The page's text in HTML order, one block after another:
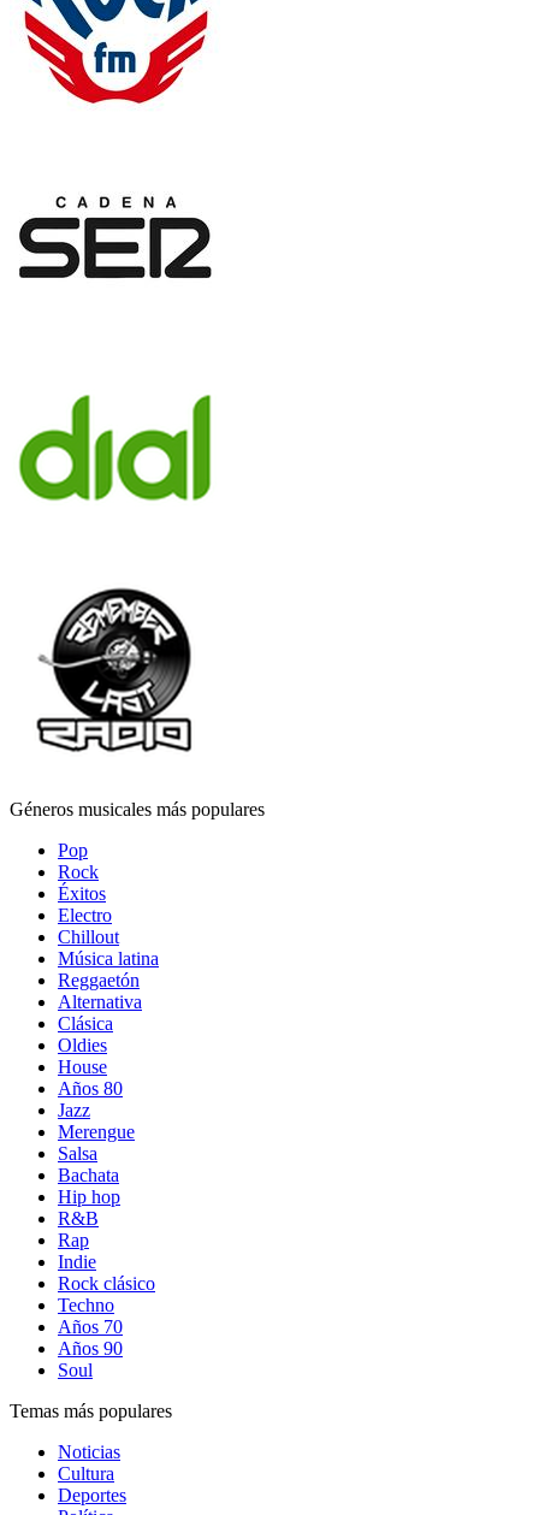
Géneros musicales más populares
Pop
Rock
Éxitos
Electro
Chillout
Música latina
Reggaetón
Alternativa
Clásica
Oldies
House
Años 80
Jazz
Merengue
Salsa
Bachata
Hip hop
R&B
Rap
Indie
Rock clásico
Techno
Años 70
Años 90
Soul
Temas más populares
Noticias
Cultura
Deportes